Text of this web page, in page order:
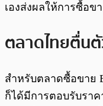
เองส่งผลให้การซื้อข
ตลาดไทยตื่น
สำหรับตลาดซื้อขาย
ก็ได้มีการตอบรับรา